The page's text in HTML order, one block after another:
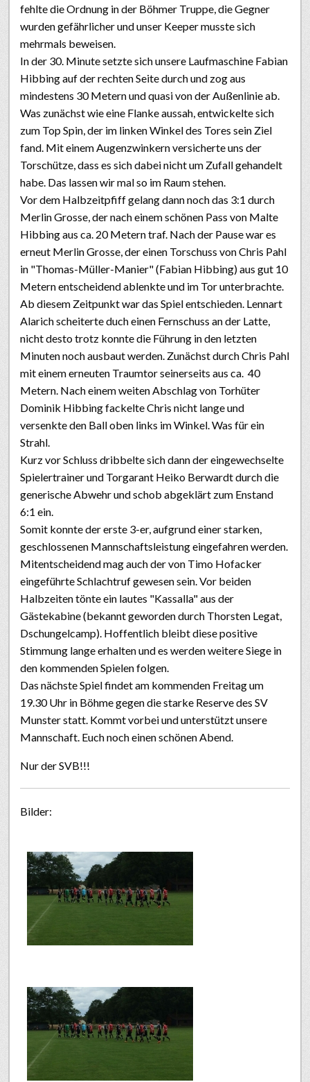
fehlte die Ordnung in der Böhmer Truppe, die Gegner
wurden gefährlicher und unser Keeper musste sich
mehrmals beweisen.
In der 30. Minute setzte sich unsere Laufmaschine Fabian
Hibbing auf der rechten Seite durch und zog aus
mindestens 30 Metern und quasi von der Außenlinie ab.
Was zunächst wie eine Flanke aussah, entwickelte sich
zum Top Spin, der im linken Winkel des Tores sein Ziel
fand. Mit einem Augenzwinkern versicherte uns der
Torschütze, dass es sich dabei nicht um Zufall gehandelt
habe. Das lassen wir mal so im Raum stehen.
Vor dem Halbzeitpfiff gelang dann noch das 3:1 durch
Merlin Grosse, der nach einem schönen Pass von Malte
Hibbing aus ca. 20 Metern traf. Nach der Pause war es
erneut Merlin Grosse, der einen Torschuss von Chris Pahl
in "Thomas-Müller-Manier" (Fabian Hibbing) aus gut 10
Metern entscheidend ablenkte und im Tor unterbrachte.
Ab diesem Zeitpunkt war das Spiel entschieden. Lennart
Alarich scheiterte duch einen Fernschuss an der Latte,
nicht desto trotz konnte die Führung in den letzten
Minuten noch ausbaut werden. Zunächst durch Chris Pahl
mit einem erneuten Traumtor seinerseits aus ca. 40
Metern. Nach einem weiten Abschlag von Torhüter
Dominik Hibbing fackelte Chris nicht lange und
versenkte den Ball oben links im Winkel. Was für ein
Strahl.
Kurz vor Schluss dribbelte sich dann der eingewechselte
Spielertrainer und Torgarant Heiko Berwardt durch die
generische Abwehr und schob abgeklärt zum Enstand
6:1 ein.
Somit konnte der erste 3-er, aufgrund einer starken,
geschlossenen Mannschaftsleistung eingefahren werden.
Mitentscheidend mag auch der von Timo Hofacker
eingeführte Schlachtruf gewesen sein. Vor beiden
Halbzeiten tönte ein lautes "Kassalla" aus der
Gästekabine (bekannt geworden durch Thorsten Legat,
Dschungelcamp). Hoffentlich bleibt diese positive
Stimmung lange erhalten und es werden weitere Siege in
den kommenden Spielen folgen.
Das nächste Spiel findet am kommenden Freitag um
19.30 Uhr in Böhme gegen die starke Reserve des SV
Munster statt. Kommt vorbei und unterstützt unsere
Mannschaft. Euch noch einen schönen Abend.
Nur der SVB!!!
Bilder: